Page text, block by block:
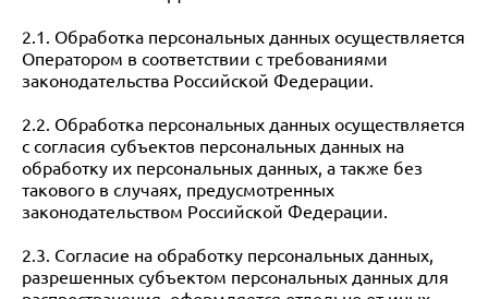
2.1. Обработка персональных данных осуществляется
Оператором в соответствии с требованиями
законодательства Российской Федерации.
2.2. Обработка персональных данных осуществляется
с согласия субъектов персональных данных на
обработку их персональных данных, а также без
такового в случаях, предусмотренных
законодательством Российской Федерации.
2.3. Согласие на обработку персональных данных,
разрешенных субъектом персональных данных для